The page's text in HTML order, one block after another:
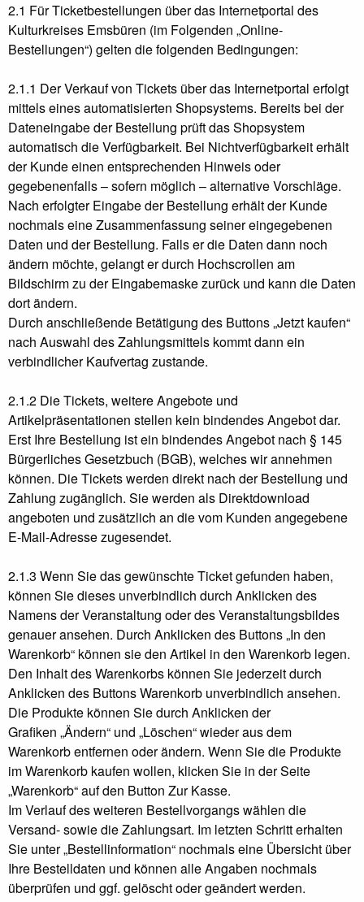
2.1 Für Ticketbestellungen über das Internetportal des
Kulturkreises Emsbüren (im Folgenden „Online-
Bestellungen“) gelten die folgenden Bedingungen:
2.1.1 Der Verkauf von Tickets über das Internetportal erfolgt
mittels eines automatisierten Shopsystems. Bereits bei der
Dateneingabe der Bestellung prüft das Shopsystem
automatisch die Verfügbarkeit. Bei Nichtverfügbarkeit erhält
der Kunde einen entsprechenden Hinweis oder
gegebenenfalls – sofern möglich – alternative Vorschläge.
Nach erfolgter Eingabe der Bestellung erhält der Kunde
nochmals eine Zusammenfassung seiner eingegebenen
Daten und der Bestellung. Falls er die Daten dann noch
ändern möchte, gelangt er durch Hochscrollen am
Bildschirm zu der Eingabemaske zurück und kann die Daten
dort ändern.
Durch anschließende Betätigung des Buttons „Jetzt kaufen“
nach Auswahl des Zahlungsmittels kommt dann ein
verbindlicher Kaufvertag zustande.
2.1.2 Die Tickets, weitere Angebote und
Artikelpräsentationen stellen kein bindendes Angebot dar.
Erst Ihre Bestellung ist ein bindendes Angebot nach § 145
Bürgerliches Gesetzbuch (BGB), welches wir annehmen
können. Die Tickets werden direkt nach der Bestellung und
Zahlung zugänglich. Sie werden als Direktdownload
angeboten und zusätzlich an die vom Kunden angegebene
E-Mail-Adresse zugesendet.
2.1.3 Wenn Sie das gewünschte Ticket gefunden haben,
können Sie dieses unverbindlich durch Anklicken des
Namens der Veranstaltung oder des Veranstaltungsbildes
genauer ansehen. Durch Anklicken des Buttons „In den
Warenkorb“ können sie den Artikel in den Warenkorb legen.
Den Inhalt des Warenkorbs können Sie jederzeit durch
Anklicken des Buttons Warenkorb unverbindlich ansehen.
Die Produkte können Sie durch Anklicken der
Grafiken „Ändern“ und „Löschen“ wieder aus dem
Warenkorb entfernen oder ändern. Wenn Sie die Produkte
im Warenkorb kaufen wollen, klicken Sie in der Seite
„Warenkorb“ auf den Button Zur Kasse.
Im Verlauf des weiteren Bestellvorgangs wählen die
Versand- sowie die Zahlungsart. Im letzten Schritt erhalten
Sie unter „Bestellinformation“ nochmals eine Übersicht über
Ihre Bestelldaten und können alle Angaben nochmals
überprüfen und ggf. gelöscht oder geändert werden.